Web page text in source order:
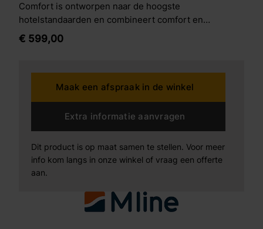
Comfort is ontworpen naar de hoogste
hotelstandaarden en combineert comfort en
gebruiksgemak in &eacute;&eacute;n hoogwaardige
afwerking. Wat deze topper bijzonder maakt De
materialen en strak afgewerkt met verfijnde naden.
De afritsbare hoes is voorzien van een actieve
behandeling tegen allergenen, wat zorgt voor een
langdurig fris en hygi&euml;nisch slaapklimaat. De
zorgt voor gerichte drukverlichting en een
gelijkmatige ondersteuning, waardoor je lichaam
nachtrust. Hiernaast beschikt de Topper Comfort over
een speciale anti-sliplaag aan de onderkant waardoor
€ 599,00
Maak een afspraak in de winkel
Extra informatie aanvragen
Dit product is op maat samen te stellen. Voor meer
info kom langs in onze winkel of vraag een offerte
aan.